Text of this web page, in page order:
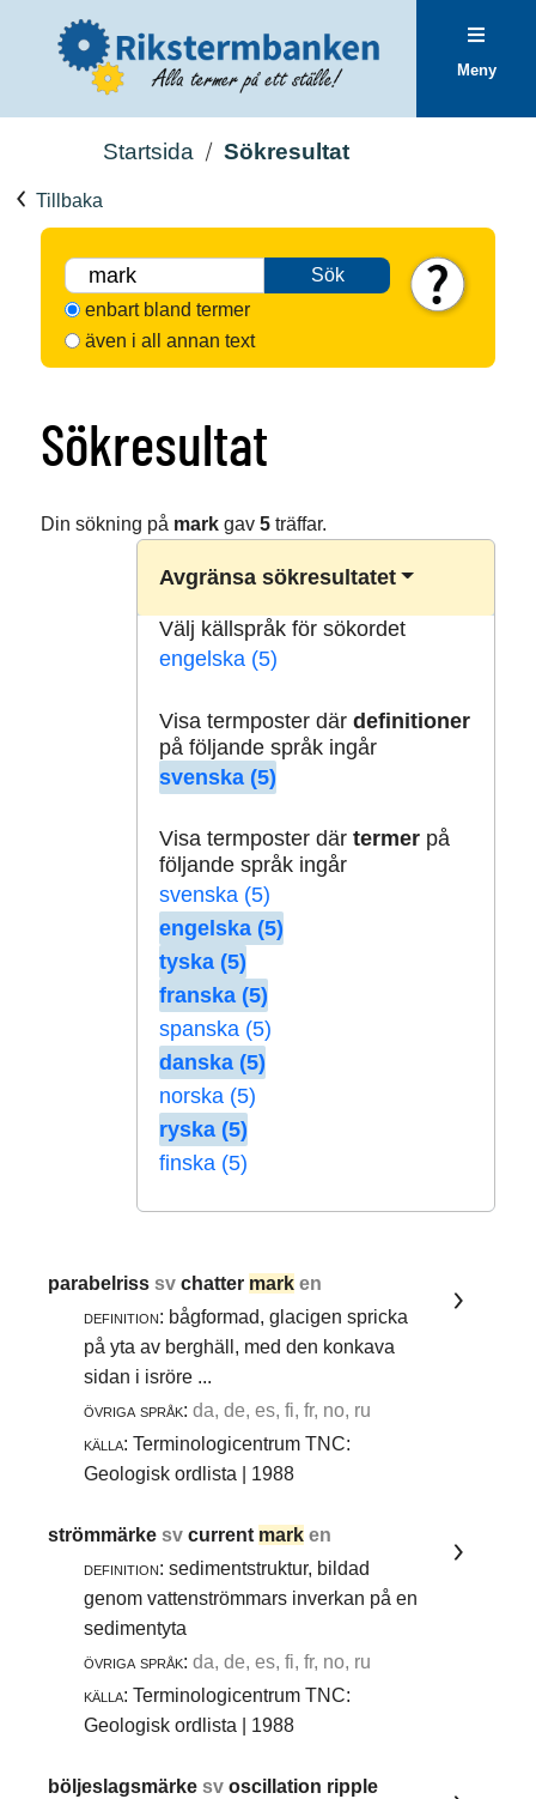
Meny
Startsida Sökresultat
Tillbaka
Sök
enbart bland termer
även i all annan text
Sökresultat
Din sökning på markgav 5träffar.
Avgränsa sökresultatet
Välj källspråk för sökordet
engelska (5)
Visa termposter där definitioner
på följande språk ingår
svenska (5)
Visa termposter där termerpå
följande språk ingår
svenska (5)
engelska (5)
tyska (5)
franska (5)
spanska (5)
danska (5)
norska (5)
ryska (5)
finska (5)
parabelrisssvchatter mark en
definition: bågformad, glacigen spricka
på yta av berghäll, med den konkava
sidan i isröre ...
övriga språk: da, de, es, fi, fr, no, ru
källa: Terminologicentrum TNC:
Geologisk ordlista | 1988
strömmärkesvcurrent mark en
definition: sedimentstruktur, bildad
genom vattenströmmars inverkan på en
sedimentyta
övriga språk: da, de, es, fi, fr, no, ru
källa: Terminologicentrum TNC:
Geologisk ordlista | 1988
böljeslagsmärkesvoscillation ripple